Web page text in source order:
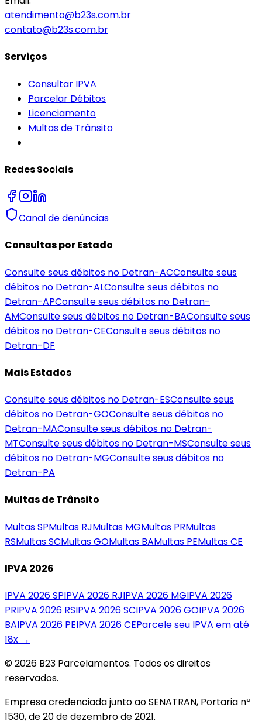
atendimento@b23s.com.br
contato@b23s.com.br
Serviços
Consultar IPVA
Parcelar Débitos
Licenciamento
Multas de Trânsito
Redes Sociais
Canal de denúncias
Consultas por Estado
Consulte seus débitos no Detran-ACConsulte seus
débitos no Detran-ALConsulte seus débitos no
Detran-APConsulte seus débitos no Detran-
AMConsulte seus débitos no Detran-BAConsulte seus
débitos no Detran-CEConsulte seus débitos no
Detran-DF
Mais Estados
Consulte seus débitos no Detran-ESConsulte seus
débitos no Detran-GOConsulte seus débitos no
Detran-MAConsulte seus débitos no Detran-
MTConsulte seus débitos no Detran-MSConsulte seus
débitos no Detran-MGConsulte seus débitos no
Detran-PA
Multas de Trânsito
MultasSPMultas RJMultas MGMultas PRMultas
RSMultasSCMultasGOMultas BAMultas PEMultasCE
IPVA 2026
IPVA 2026SPIPVA 2026 RJIPVA 2026 MGIPVA 2026
PRIPVA 2026 RSIPVA 2026SCIPVA 2026GOIPVA 2026
BAIPVA 2026 PEIPVA 2026CEParcele seu IPVA em até
18x →
© 2026 B23 Parcelamentos. Todos os direitos
reservados.
Empresa credenciada junto ao SENATRAN, Portaria nº
1530, de 20 de dezembro de 2021.